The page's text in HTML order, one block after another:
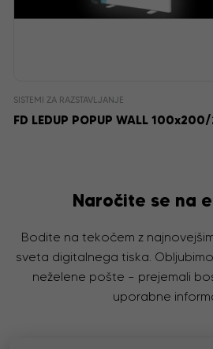
SISTEMI ZA RAZSTAVLJANJE
FD LEDUP POPUP WALL
Naročite se na
Bodite na tekočem z
sveta digitalnega tiska.
neželene pošte – prejemali
uporabne